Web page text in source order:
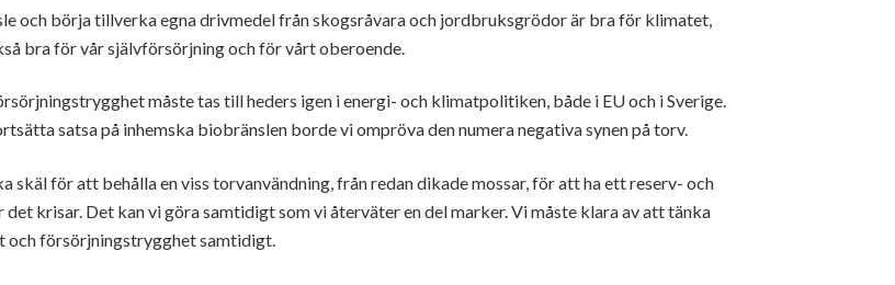
och börja tillverka egna drivmedel från skogsråvara och jordbruksgrödor är bra för klimatet,
bra för vår självförsörjning och för vårt oberoende.
måste tas till heders igen i energi- och klimatpolitiken, både i EU och i Sverige.
satsa på inhemska biobränslen borde vi ompröva den numera negativa synen på torv.
skäl för att behålla en viss torvanvändning, från redan dikade mossar, för att ha ett reserv- och
det krisar. Det kan vi göra samtidigt som vi återväter en del marker. Vi måste klara av att tänka
och försörjningstrygghet samtidigt.